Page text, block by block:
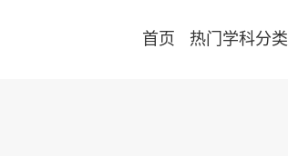
首页 热门学科分类